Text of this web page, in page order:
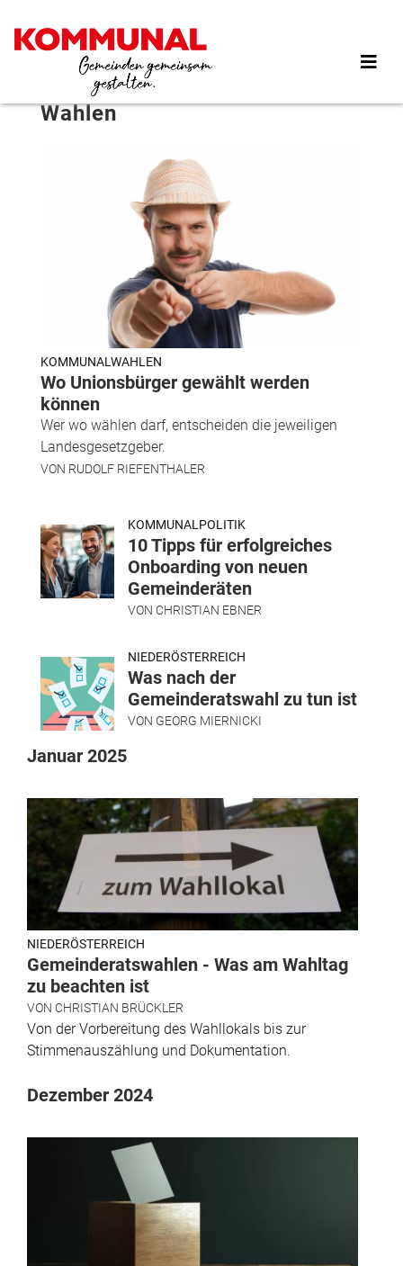
Inhalt
Wahlen
KOMMUNALWAHLEN
Wo Unionsbürger gewählt werden
können
Wer wo wählen darf, entscheiden die jeweiligen
Landesgesetzgeber.
VON RUDOLF RIEFENTHALER
KOMMUNALPOLITIK
10 Tipps für erfolgreiches
Onboarding von neuen
Gemeinderäten
VON CHRISTIAN EBNER
NIEDERÖSTERREICH
Was nach der
Gemeinderatswahl zu tun ist
VON GEORG MIERNICKI
Januar 2025
NIEDERÖSTERREICH
Gemeinderatswahlen - Was am Wahltag
zu beachten ist
VON CHRISTIAN BRÜCKLER
Von der Vorbereitung des Wahllokals bis zur
Stimmenauszählung und Dokumentation.
Dezember 2024